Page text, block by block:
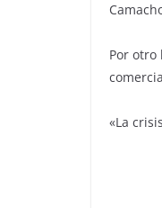
Por otro
«La